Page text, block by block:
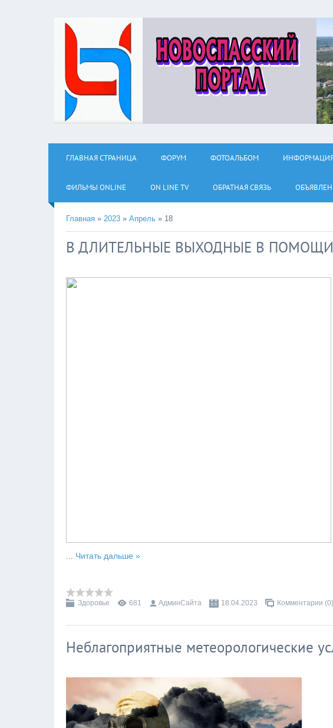
ГЛАВНАЯ СТРАНИЦА ФОРУМ ФОТОАЛЬБОМ
ФИЛЬМЫ ОNLINE ON LINE TV ОБРАТНАЯ СВЯЗЬ
Главная » 2023 » Апрель » 18
В ДЛИТЕЛЬНЫЕ ВЫХОДНЫЕ В
Читать дальше »
Здоровье 681 АдминСайта 18.04.2023 Комментарии (0)
Неблагоприятные метеорологические